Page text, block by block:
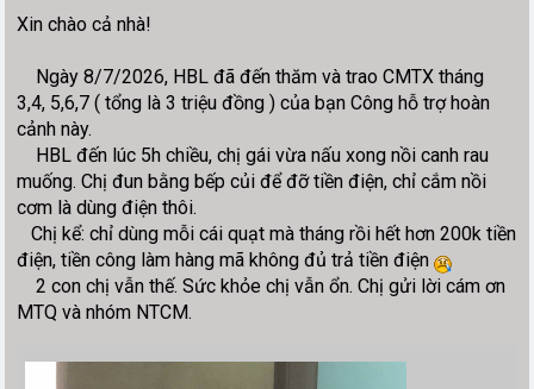
Xin chào cả nhà!
Ngày 8/7/2026, HBL đã đến thăm và trao CMTX tháng
3,4, 5,6,7 ( tổng là 3 triệu đồng ) của bạn Công hỗ trợ hoàn
cảnh này.
HBL đến lúc 5h chiều, chị gái vừa nấu xong nồi canh rau
muống. Chị đun bằng bếp củi để đỡ tiền điện, chỉ cắm nồi
cơm là dùng điện thôi.
Chị kể: chỉ dùng mỗi cái quạt mà tháng rồi hết hơn 200k tiền
điện, tiền công làm hàng mã không đủ trả tiền điện
2 con chị vẫn thế. Sức khỏe chị vẫn ổn. Chị gửi lời cám ơn
MTQ và nhóm NTCM.